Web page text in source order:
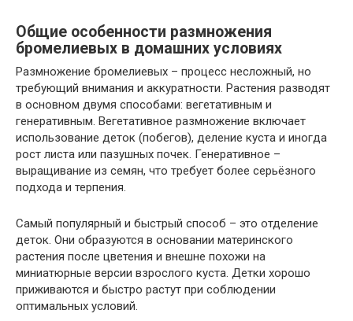
Общие особенности размножения
бромелиевых в домашних условиях
Размножение бромелиевых – процесс несложный, но
требующий внимания и аккуратности. Растения разводят
в основном двумя способами: вегетативным и
генеративным. Вегетативное размножение включает
использование деток (побегов), деление куста и иногда
рост листа или пазушных почек. Генеративное –
выращивание из семян, что требует более серьёзного
подхода и терпения.
Самый популярный и быстрый способ – это отделение
деток. Они образуются в основании материнского
растения после цветения и внешне похожи на
миниатюрные версии взрослого куста. Детки хорошо
приживаются и быстро растут при соблюдении
оптимальных условий.